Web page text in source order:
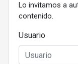
Lo invitamos a
contenido.
Usuario